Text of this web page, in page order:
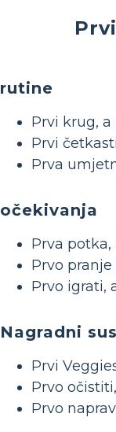
rutine
Prvi krug,
Prvi
Prva
očekivanja
Prva
Prvo
Prvo igrati,
Nagradni
Prvi
Prvo
Prvo